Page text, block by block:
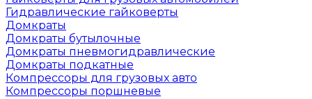
Гидравлические гайковерты
Домкраты
Домкраты бутылочные
Домкраты пневмогидравлические
Домкраты подкатные
Компрессоры для грузовых авто
Компрессоры поршневые